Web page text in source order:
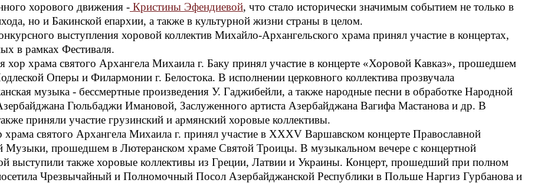
хорового движения - Кристины Эфендиевой, что стало исторически значимым событием не только в
но и Бакинской епархии, а также в культурной жизни страны в целом.
выступления хоровой коллектив Михайло-Архангельского храма принял участие в концертах,
в рамках Фестиваля.
хор храма святого Архангела Михаила г. Баку принял участие в концерте «Хоровой Кавказ», прошедшем
Оперы и Филармонии г. Белостока. В исполнении церковного коллектива прозвучала
музыка - бессмертные произведения У. Гаджибейли, а также народные песни в обработке Народной
Гюльбаджи Имановой, Заслуженного артиста Азербайджана Вагифа Мастанова и др. В
приняли участие грузинский и армянский хоровые коллективы.
храма святого Архангела Михаила г. принял участие в ХХХV Варшавском концерте Православной
Музыки, прошедшем в Лютеранском храме Святой Троицы. В музыкальном вечере с концертной
выступили также хоровые коллективы из Греции, Латвии и Украины. Концерт, прошедший при полном
Чрезвычайный и Полномочный Посол Азербайджанской Республики в Польше Наргиз Гурбанова и